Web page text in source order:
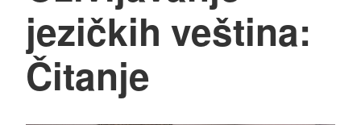
jezičkih veština:
Čitanje